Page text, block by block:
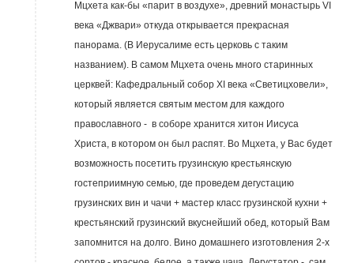
Мцхета как-бы «парит в воздухе», древний монастырь VI
века «Джвари» откуда открывается прекрасная
панорама. (В Иерусалиме есть церковь с таким
названием). В самом Мцхета очень много старинных
церквей: Кафедральный собор ХI века «Светицховели»,
который является святым местом для каждого
православного - в соборе хранится хитон Иисуса
Христа, в котором он был распят. Во Мцхета, у Вас будет
возможность посетить грузинскую крестьянскую
гостеприимную семью, где проведем дегустацию
грузинских вин и чачи + мастер класс грузинской кухни +
крестьянский грузинский вкуснейший обед, который Вам
запомнится на долго. Вино домашнего изготовления 2-х